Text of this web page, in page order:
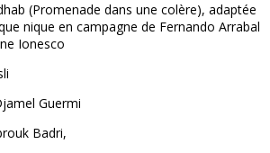
(Promenade dans une colère), adaptée
nique en campagne de Fernando Arrabal
Ionesco
Guermi
Badri,